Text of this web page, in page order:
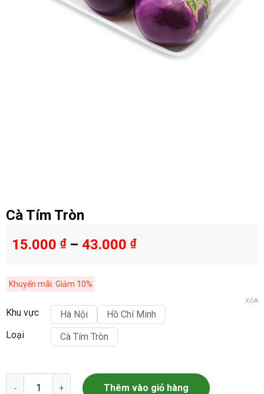
Cà Tím Tròn
15.000 ₫– 43.000 ₫
Khuyến mãi: Giảm 10%
Khu vực Hà Nội
Hồ Chí Minh
Loại
Cà Tím Tròn
XÓA
Cà Tím Tròn số lượng
Thêm vào giỏ hàng